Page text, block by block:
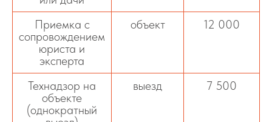
Приемка с
сопровождением
юриста и
эксперта
объект 12 000
Технадзор на
объекте
(однократный
выезд 7 500